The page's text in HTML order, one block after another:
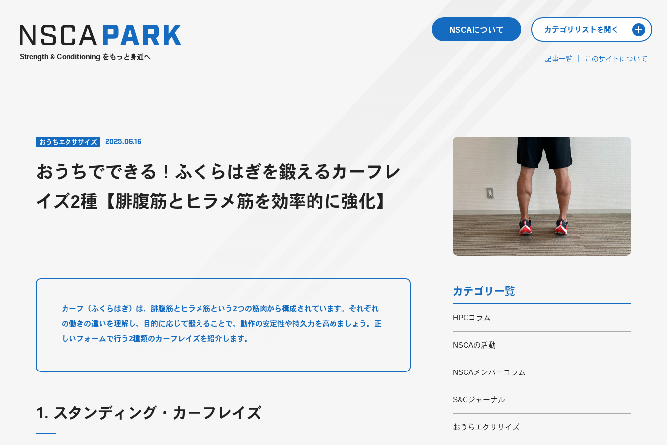
Strength & Conditioning をもっと身近へ
NSCAについて カテゴリリストを開く
記事一覧 このサイトについて
おうちエクササイズ 2025.06.16
おうちでできる！ふくらはぎを鍛えるカーフレ
イズ2種【腓腹筋とヒラメ筋を効率的に強化】
カーフ（ふくらはぎ）は、腓腹筋とヒラメ筋という2つの筋肉から構成されています。それぞれ
の働きの違いを理解し、目的に応じて鍛えることで、動作の安定性や持久力を高めましょう。正
しいフォームで行う2種類のカーフレイズを紹介します。
1. スタンディング・カーフレイズ
カテゴリ一覧
HPCコラム
NSCAの活動
NSCAメンバーコラム
S&Cジャーナル
おうちエクササイズ